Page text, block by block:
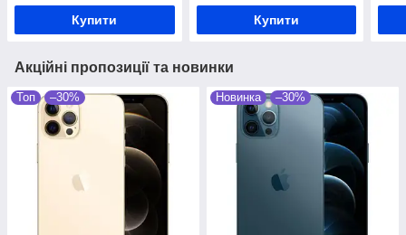
Купити Купити
Акційні пропозиції та новинки
Топ –30% Новинка –30%